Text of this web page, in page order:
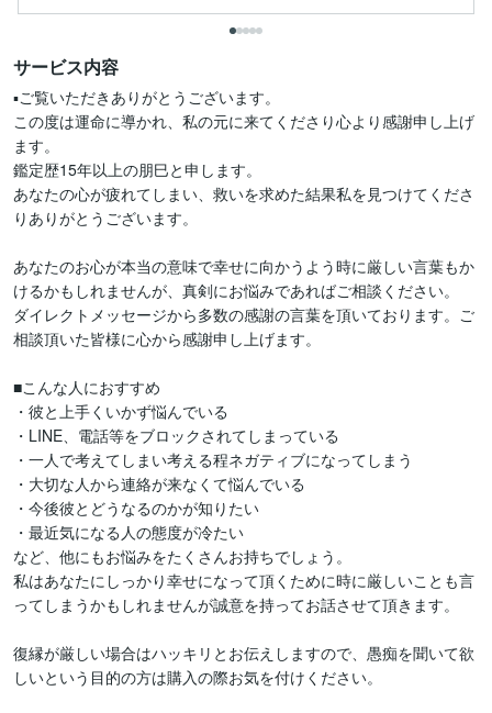
サービス内容
▪️ご覧いただきありがとうございます。
この度は運命に導かれ、私の元に来てくださり心より感謝申し上げ
ます。
鑑定歴15年以上の朋巳と申します。
あなたの心が疲れてしまい、救いを求めた結果私を見つけてくださ
りありがとうございます。
あなたのお心が本当の意味で幸せに向かうよう時に厳しい言葉もか
けるかもしれませんが、真剣にお悩みであればご相談ください。
ダイレクトメッセージから多数の感謝の言葉を頂いております。ご
相談頂いた皆様に心から感謝申し上げます。
■こんな人におすすめ
・彼と上手くいかず悩んでいる
・LINE、電話等をブロックされてしまっている
・一人で考えてしまい考える程ネガティブになってしまう
・大切な人から連絡が来なくて悩んでいる
・今後彼とどうなるのかが知りたい
・最近気になる人の態度が冷たい
など、他にもお悩みをたくさんお持ちでしょう。
私はあなたにしっかり幸せになって頂くために時に厳しいことも言
ってしまうかもしれませんが誠意を持ってお話させて頂きます。
復縁が厳しい場合はハッキリとお伝えしますので、愚痴を聞いて欲
しいという目的の方は購入の際お気を付けください。